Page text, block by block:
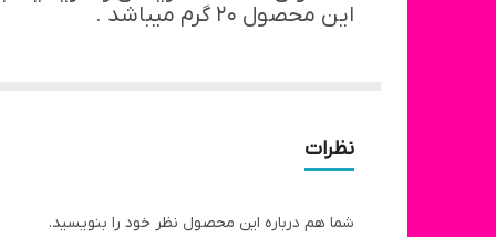
این محصول ۲۰ گرم میباشد .
نظرات
شما هم درباره این محصول نظر خود را بنویسید.